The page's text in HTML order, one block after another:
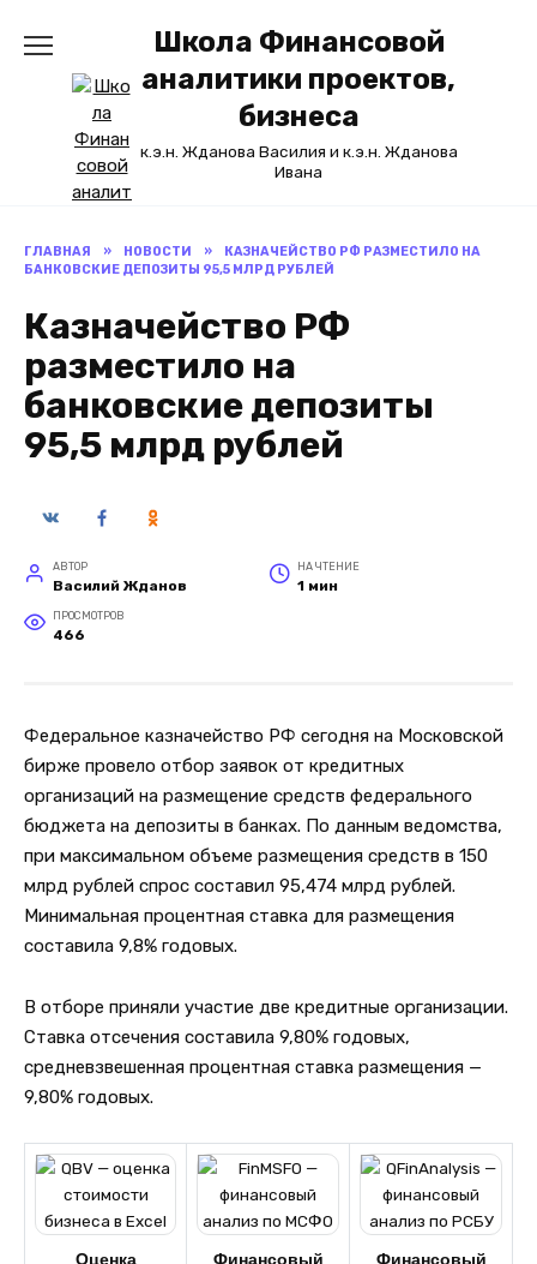
Школа Финансовой
аналитики проектов,
бизнеса
к.э.н. Жданова Василия и к.э.н. Жданова
Ивана
ГЛАВНАЯ » НОВОСТИ »
КАЗНАЧЕЙСТВО РФ РАЗМЕСТИЛО НА
БАНКОВСКИЕ ДЕПОЗИТЫ 95,5 МЛРД РУБЛЕЙ
Казначейство РФ
разместило на
банковские депозиты
95,5 млрд рублей
АВТОР
Василий Жданов
НА ЧТЕНИЕ
1 мин
ПРОСМОТРОВ
466
Федеральное казначейство РФ сегодня на Московской
бирже провело отбор заявок от кредитных
организаций на размещение средств федерального
бюджета на депозиты в банках. По данным ведомства,
при максимальном объеме размещения средств в 150
млрд рублей спрос составил 95,474 млрд рублей.
Минимальная процентная ставка для размещения
составила 9,8% годовых.
В отборе приняли участие две кредитные организации.
Ставка отсечения составила 9,80% годовых,
средневзвешенная процентная ставка размещения —
9,80% годовых.
Оценка
Финансовый
Финансовый